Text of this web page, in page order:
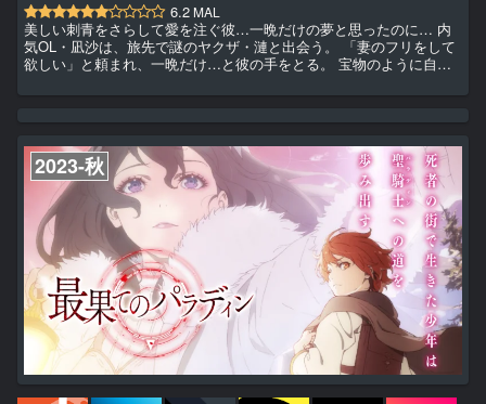
6.2 MAL
美しい刺青をさらして愛を注ぐ彼…一晩だけの夢と思ったのに… 内
気OL・凪沙は、旅先で謎のヤクザ・漣と出会う。 「妻のフリをして
欲しい」と頼まれ、一晩だけ…と彼の手をとる。 宝物のように自分
剥き出しの情愛。 激しくも優しく抱き溶かされたら…！ アニメフェ
2023-秋